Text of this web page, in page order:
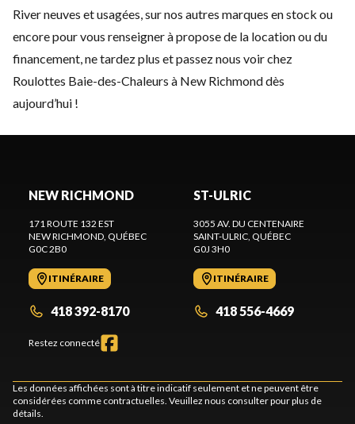
River neuves et usagées, sur nos autres marques en stock ou
encore pour vous renseigner à propose de la location ou du
financement, ne tardez plus et passez nous voir chez
Roulottes Baie-des-Chaleurs à New Richmond dès
aujourd’hui !
NEW RICHMOND
171 ROUTE 132 EST
NEW RICHMOND, QUÉBEC
G0C 2B0
ITINÉRAIRE
418 392-8170
Restez connecté
ST-ULRIC
3055 AV. DU CENTENAIRE
SAINT-ULRIC, QUÉBEC
G0J 3H0
ITINÉRAIRE
418 556-4669
Les données affichées sont à titre indicatif seulement et ne peuvent être
considérées comme contractuelles. Veuillez nous consulter pour plus de
détails.